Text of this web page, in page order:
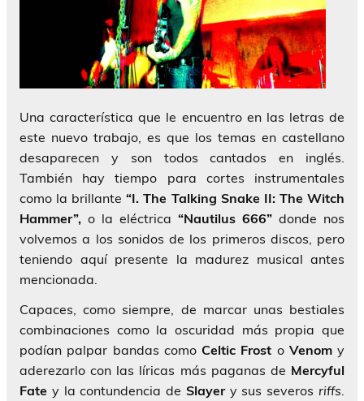
Una característica que le encuentro en las letras de
este nuevo trabajo, es que los temas en castellano
desaparecen y son todos cantados en inglés.
También hay tiempo para cortes instrumentales
como la brillante“I. The Talking Snake II: The Witch
Hammer”, o la eléctrica “Nautilus 666” donde nos
volvemos a los sonidos de los primeros discos, pero
teniendo aquí presente la madurez musical antes
mencionada.
Capaces, como siempre, de marcar unas bestiales
combinaciones como la oscuridad más propia que
podían palpar bandas como Celtic Frost o Venom y
aderezarlo con las líricas más paganas de Mercyful
Fate y la contundencia de Slayery sus severos riffs